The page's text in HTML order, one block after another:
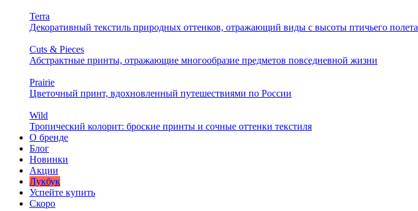
Terra
Декоративный текстиль природных оттенков, отражающий виды с высоты птичьего полета
Cuts & Pieces
Абстрактные принты, отражающие многообразие предметов повседневной жизни
Prairie
Цветочный принт, вдохновленный путешествиями по России
Wild
Тропический колорит: броские принты и сочные оттенки текстиля
О бренде
Блог
Новинки
Акции
Лукбук
Успейте купить
Скоро